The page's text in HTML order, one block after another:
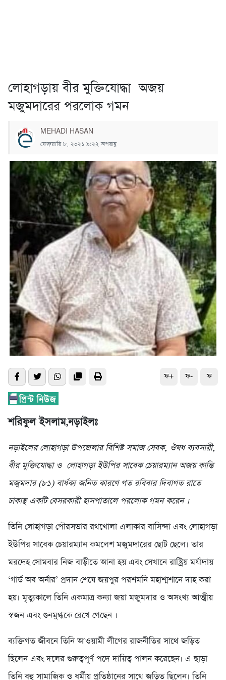
লোহাগড়ায় বীর মুক্তিযোদ্ধা অজয়
মজুমদারের পরলোক গমন
MEHADI HASAN
ফেব্রুয়ারি ৮, ২০২১ ৯:২২ অপরাহ্ণ
ফ+ ফ- ফ
শরিফুল ইসলাম,নড়াইলঃ
নড়াইলের লোহাগড়া উপজেলার বিশিষ্ট সমাজ সেবক, ঔষধ ব্যবসায়ী,
বীর মুক্তিযোদ্ধা ও লোহাগড়া ইউপির সাবেক চেয়ারম্যান অজয় কান্তি
মজুমদার (৮১) বার্ধক্য জনিত কারণে গত রবিবার দিবাগত রাতে
ঢাকাস্থ একটি বেসরকারী হাসপাতালে পরলোক গমন করেন ।
তিনি লোহাগড়া পৌরসভার রথখোলা এলাকার বাসিন্দা এবং লোহাগড়া
ইউপির সাবেক চেয়ারম্যান কমলেশ মজুমদারের ছোট ছেলে। তার
মরদেহ সোমবার নিজ বাড়ীতে আনা হয় এবং সেখানে রাষ্ট্রিয় মর্যাদায়
‘গার্ড অব অর্নার’ প্রদান শেষে জয়পুর পরশমনি মহাশ্মশানে দাহ করা
হয়। মৃত্যুকালে তিনি একমাত্র কন্যা জয়া মজুমদার ও অসংখ্য আত্মীয়
স্বজন এবং গুনমুগ্ধকে রেখে গেছেন ।
ব্যক্তিগত জীবনে তিনি আওয়ামী লীগের রাজনীতির সাথে জড়িত
ছিলেন এবং দলের গুরুত্বপূর্ণ পদে দায়িত্ব পালন করেছেন। এ ছাড়া
তিনি বহু সামাজিক ও ধর্মীয় প্রতিষ্ঠানের সাথে জড়িত ছিলেন। তিনি